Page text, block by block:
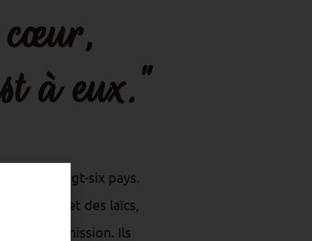
à eux."
dans vingt-six pays.
prêtres et des laïcs,
et de mission. Ils